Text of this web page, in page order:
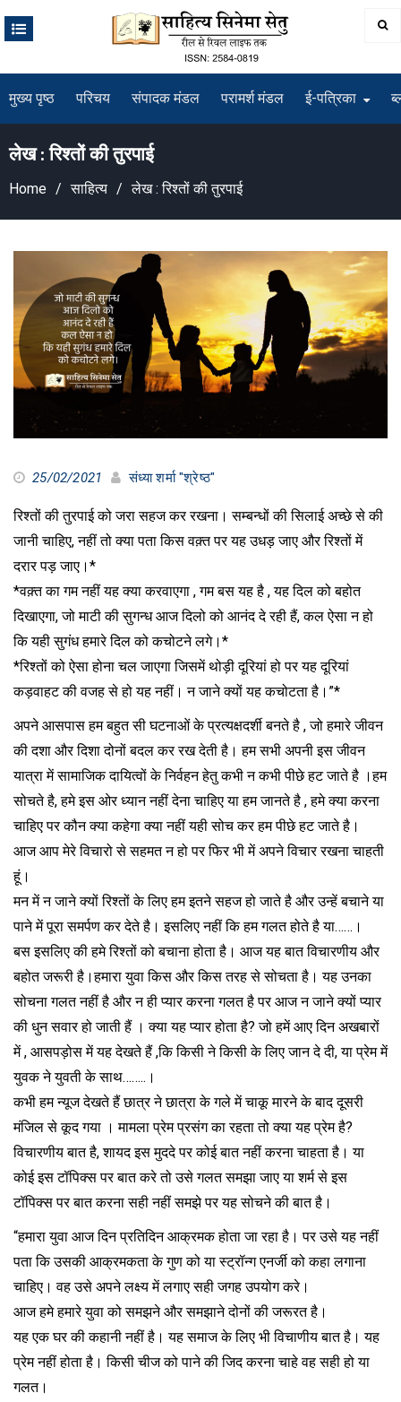
मुख्य पृष्ठ परिचय संपादक मंडल परामर्श मंडल ई-पत्रिका
लेख : रिश्तों की तुरपाई
Home साहित्य लेख : रिश्तों की तुरपाई
25/02/2021 संध्या शर्मा "श्रेष्ठ"
रिश्तों की तुरपाई को जरा सहज कर रखना। सम्बन्धों की सिलाई अच्छे से की
जानी चाहिए, नहीं तो क्या पता किस वक़्त पर यह उधड़ जाए और रिश्तों में
दरार पड़ जाए।*
*वक़्त का गम नहीं यह क्या करवाएगा , गम बस यह है , यह दिल को बहोत
दिखाएगा, जो माटी की सुगन्ध आज दिलो को आनंद दे रही हैं, कल ऐसा न हो
कि यही सुगंध हमारे दिल को कचोटने लगे।*
*रिश्तों को ऐसा होना चल जाएगा जिसमें थोड़ी दूरियां हो पर यह दूरियां
कड़वाहट की वजह से हो यह नहीं। न जाने क्यों यह कचोटता है।”*
अपने आसपास हम बहुत सी घटनाओं के प्रत्यक्षदर्शी बनते है , जो हमारे जीवन
की दशा और दिशा दोनों बदल कर रख देती है। हम सभी अपनी इस जीवन
यात्रा में सामाजिक दायित्वों के निर्वहन हेतु कभी न कभी पीछे हट जाते है ।हम
सोचते है, हमे इस ओर ध्यान नहीं देना चाहिए या हम जानते है , हमे क्या करना
चाहिए पर कौन क्या कहेगा क्या नहीं यही सोच कर हम पीछे हट जाते है।
आज आप मेरे विचारो से सहमत न हो पर फिर भी में अपने विचार रखना चाहती
हूं।
मन में न जाने क्यों रिश्तों के लिए हम इतने सहज हो जाते है और उन्हें बचाने या
पाने में पूरा समर्पण कर देते है। इसलिए नहीं कि हम गलत होते है या……।
बस इसलिए की हमे रिश्तों को बचाना होता है। आज यह बात विचारणीय और
बहोत जरूरी है।हमारा युवा किस और किस तरह से सोचता है। यह उनका
सोचना गलत नहीं है और न ही प्यार करना गलत है पर आज न जाने क्यों प्यार
की धुन सवार हो जाती हैं । क्या यह प्यार होता है? जो हमें आए दिन अखबारों
में , आसपड़ोस में यह देखते हैं ,कि किसी ने किसी के लिए जान दे दी, या प्रेम में
युवक ने युवती के साथ……..।
कभी हम न्यूज देखते हैं छात्र ने छात्रा के गले में चाकू मारने के बाद दूसरी
मंजिल से कूद गया । मामला प्रेम प्रसंग का रहता तो क्या यह प्रेम है?
विचारणीय बात है, शायद इस मुददे पर कोई बात नहीं करना चाहता है। या
कोई इस टॉपिक्स पर बात करे तो उसे गलत समझा जाए या शर्म से इस
टॉपिक्स पर बात करना सही नहीं समझे पर यह सोचने की बात है।
“हमारा युवा आज दिन प्रतिदिन आक्रमक होता जा रहा है। पर उसे यह नहीं
पता कि उसकी आक्रमकता के गुण को या स्ट्रॉन्ग एनर्जी को कहा लगाना
चाहिए। वह उसे अपने लक्ष्य में लगाए सही जगह उपयोग करे।
आज हमे हमारे युवा को समझने और समझाने दोनों की जरूरत है।
यह एक घर की कहानी नहीं है। यह समाज के लिए भी विचाणीय बात है। यह
प्रेम नहीं होता है। किसी चीज को पाने की जिद करना चाहे वह सही हो या
गलत।